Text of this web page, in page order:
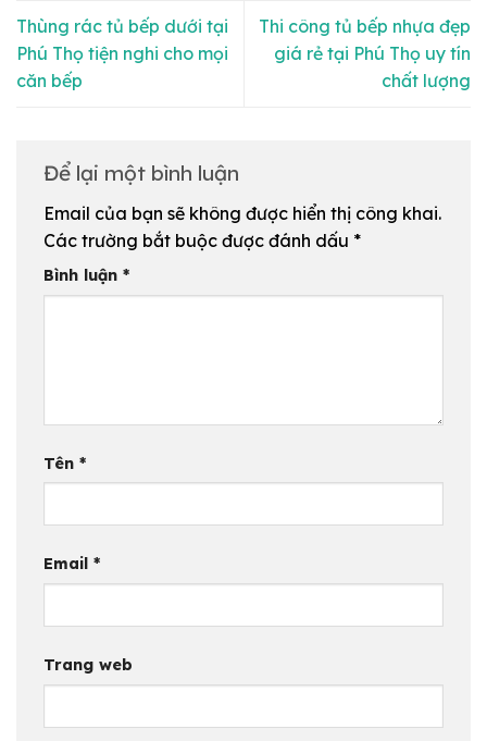
Thùng rác tủ bếp dưới tại
Phú Thọ tiện nghi cho mọi
căn bếp
Thi công tủ bếp nhựa đẹp
giá rẻ tại Phú Thọ uy tín
chất lượng
Để lại một bình luận
Email của bạn sẽ không được hiển thị công khai.
Các trường bắt buộc được đánh dấu *
Bình luận *
Tên *
Email *
Trang web